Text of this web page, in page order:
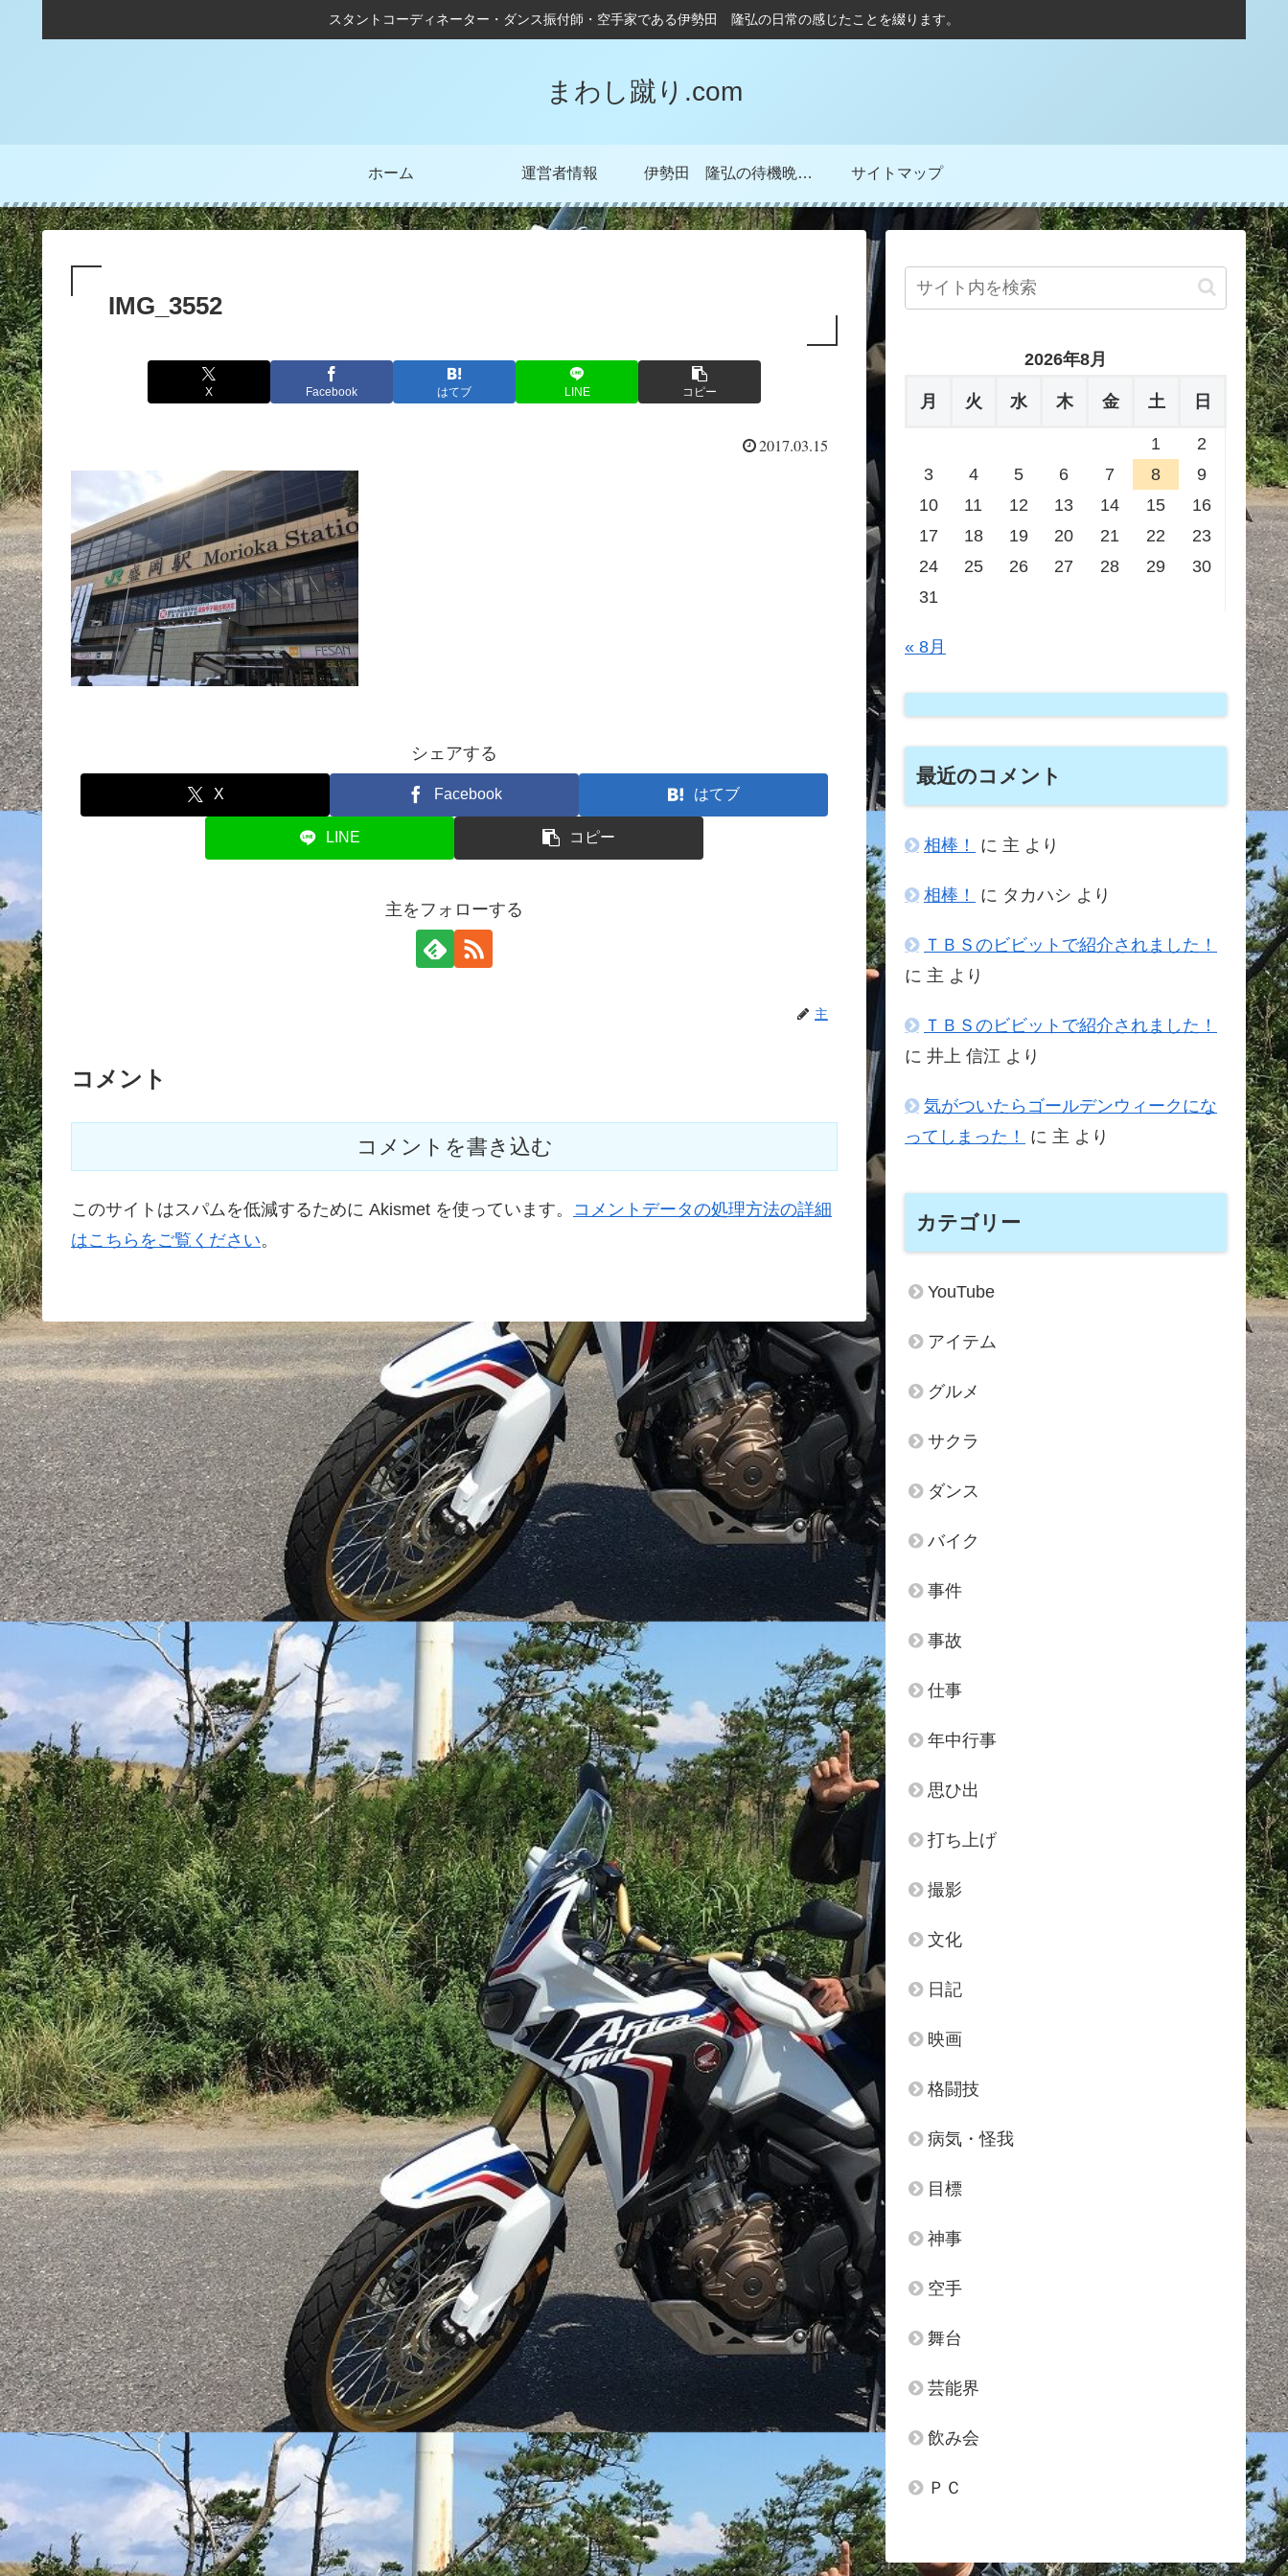
スタントコーディネーター・ダンス振付師・空手家である伊勢田 隆弘の日常の感じたことを綴ります。
まわし蹴り.com
ホーム 運営者情報 伊勢田 隆弘の待機晩成記！ サイトマップ
IMG_3552
X Facebook はてブ LINE コピー
2017.03.15
シェアする
X Facebook はてブ
LINE コピー
主をフォローする
主
コメント
コメントを書き込む
このサイトはスパムを低減するために Akismet を使っています。 コメントデータの処理方法の詳細
はこちらをご覧ください。
2026年8月
月 火 水 木 金 土 日
1
2
3
4 5 6 7 8
9
10
11 12 13 14 15
16
17
18 19 20 21 22
23
24
25 26 27 28 29
30
31
« 8月
最近のコメント
相棒！ に 主 より
相棒！ に タカハシ より
ＴＢＳのビビットで紹介されました！
に 主 より
ＴＢＳのビビットで紹介されました！
に 井上 信江 より
気がついたらゴールデンウィークにな
ってしまった！
に 主 より
カテゴリー
YouTube
アイテム
グルメ
サクラ
ダンス
バイク
事件
事故
仕事
年中行事
思ひ出
打ち上げ
撮影
文化
日記
映画
格闘技
病気・怪我
目標
神事
空手
舞台
芸能界
飲み会
ＰＣ